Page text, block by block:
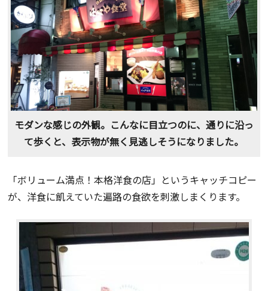
モダンな感じの外観。こんなに目立つのに、通りに沿っ
て歩くと、表示物が無く見逃しそうになりました。
「ボリューム満点！本格洋食の店」というキャッチコピー
が、洋食に飢えていた遍路の食欲を刺激しまくります。